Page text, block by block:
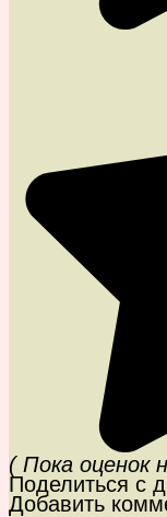
( Пока оценок
Поделиться с
Добавить